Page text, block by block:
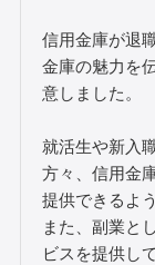
信用金庫が退
金庫の魅力を
意しました。
就活生や新入
方々、信用金
提供できるよ
また、副業と
ビスを提供し